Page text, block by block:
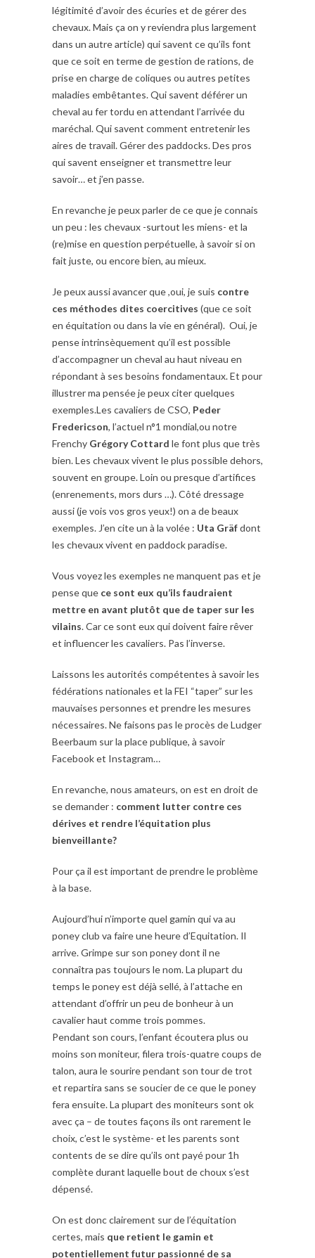
légitimité d’avoir des écuries et de gérer des
chevaux. Mais ça on y reviendra plus largement
dans un autre article) qui savent ce qu’ils font
que ce soit en terme de gestion de rations, de
prise en charge de coliques ou autres petites
maladies embêtantes. Qui savent déférer un
cheval au fer tordu en attendant l’arrivée du
maréchal. Qui savent comment entretenir les
aires de travail. Gérer des paddocks. Des pros
qui savent enseigner et transmettre leur
savoir… et j’en passe.
En revanche je peux parler de ce que je connais
un peu : les chevaux -surtout les miens- et la
(re)mise en question perpétuelle, à savoir si on
fait juste, ou encore bien, au mieux.
Je peux aussi avancer que ,oui, je suis contre
ces méthodes dites coercitives (que ce soit
en équitation ou dans la vie en général). Oui, je
pense intrinsèquement qu’il est possible
d’accompagner un cheval au haut niveau en
répondant à ses besoins fondamentaux. Et pour
illustrer ma pensée je peux citer quelques
exemples.Les cavaliers de CSO, Peder
Fredericson, l’actuel n°1 mondial,ou notre
Frenchy Grégory Cottard le font plus que très
bien. Les chevaux vivent le plus possible dehors,
souvent en groupe. Loin ou presque d’artifices
(enrenements, mors durs …). Côté dressage
aussi (je vois vos gros yeux!) on a de beaux
exemples. J’en cite un à la volée : Uta Gräfdont
les chevaux vivent en paddock paradise.
Vous voyez les exemples ne manquent pas et je
pense que ce sont eux qu’ils faudraient
mettre en avant plutôt que de taper sur les
vilains. Car ce sont eux qui doivent faire rêver
et influencer les cavaliers. Pas l’inverse.
Laissons les autorités compétentes à savoir les
fédérations nationales et la FEI “taper” sur les
mauvaises personnes et prendre les mesures
nécessaires. Ne faisons pas le procès de Ludger
Beerbaum sur la place publique, à savoir
Facebook et Instagram…
En revanche, nous amateurs, on est en droit de
se demander : comment lutter contre ces
dérives et rendre l’équitation plus
bienveillante?
Pour ça il est important de prendre le problème
à la base.
Aujourd’hui n’importe quel gamin qui va au
poney club va faire une heure d’Equitation. Il
arrive. Grimpe sur son poney dont il ne
connaîtra pas toujours le nom. La plupart du
temps le poney est déjà sellé, à l’attache en
attendant d’offrir un peu de bonheur à un
cavalier haut comme trois pommes.
Pendant son cours, l’enfant écoutera plus ou
moins son moniteur, filera trois-quatre coups de
talon, aura le sourire pendant son tour de trot
et repartira sans se soucier de ce que le poney
fera ensuite. La plupart des moniteurs sont ok
avec ça – de toutes façons ils ont rarement le
choix, c’est le système- et les parents sont
contents de se dire qu’ils ont payé pour 1h
complète durant laquelle bout de choux s’est
dépensé.
On est donc clairement sur de l’équitation
certes, mais que retient le gamin et
potentiellement futur passionné de sa